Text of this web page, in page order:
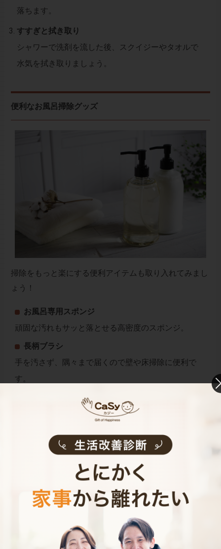
落ちます。
すすぎと拭き取り
シャワーで洗剤を流した後、スクイジーやタオルで
水気を拭き取りましょう。
便利なお風呂掃除グッズ
掃除をもっと楽にする便利アイテムも取り入れてみまし
ょう！
お風呂専用スポンジ
頑固な汚れもサッと落とせる高密度のスポンジ。
長柄ブラシ
手を汚さず、隅々まで届くので壁や床掃除に便利で
す。
日常的に使えば、菌の繁殖を防ぎ清潔をキープ。
水滴を簡単に取り除けるので、壁や鏡のケアが楽に
場所別掃除頻度